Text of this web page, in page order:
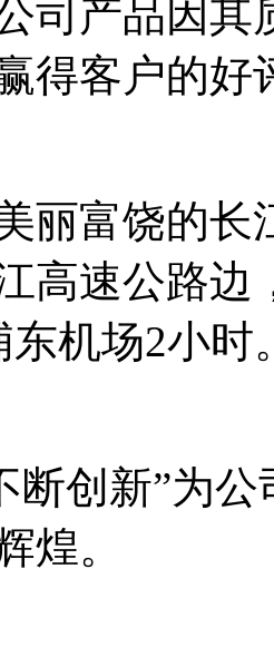
司产品因其
得客户的好
丽富饶的长
高速公路边
东机场2小时
断创新”为
煌。